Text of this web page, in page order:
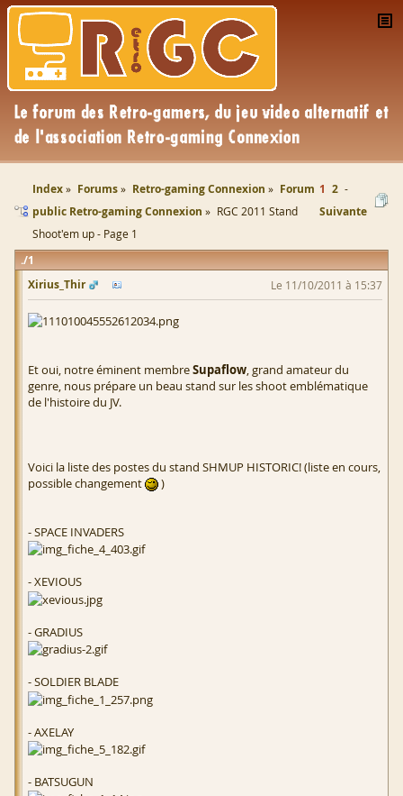
Index Forums Retro-gaming Connexion
Forum
public Retro-gaming Connexion
RGC 2011 Stand
Shoot'em up - Page 1
1 2
Suivante
1
Xirius_Thir
Le 11/10/2011 à 15:37
Et oui, notre éminent membreSupaflow, grand amateur du
genre, nous prépare un beau stand sur les shoot emblématique
de l'histoire du JV.
Voici la liste des postes du stand SHMUP HISTORIC! (liste en cours,
possible changement
)
- SPACE INVADERS
- XEVIOUS
- GRADIUS
- SOLDIER BLADE
- AXELAY
- BATSUGUN